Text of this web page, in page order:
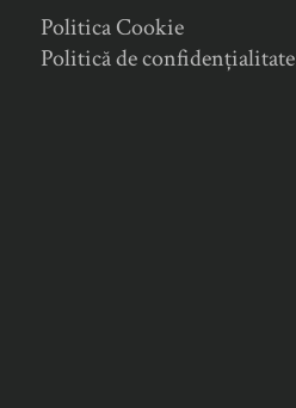
Politica Cookie
Politică de confidențialitate